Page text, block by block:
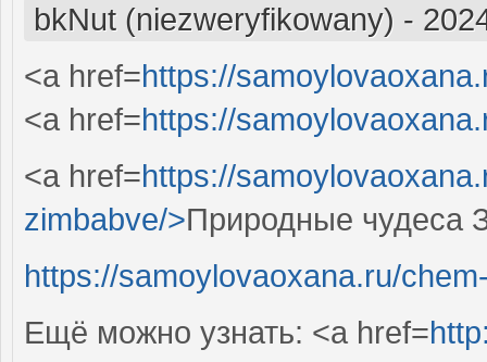
bkNut (niezweryfikowany) -
<a href=https://
<a href=https://
<a href=https://
zimbabve/>Природные чудеса
https://samoylovaoxana.ru/
Ещё можно узнать: <a href=